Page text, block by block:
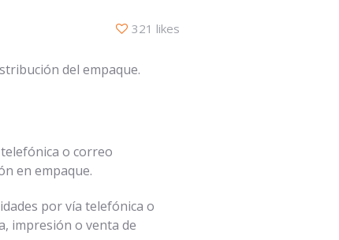
321 likes
del empaque.
o correo
en empaque.
por vía telefónica o
impresión o venta de